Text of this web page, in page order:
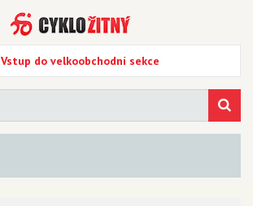
Vstup do velkoobchodní sekce